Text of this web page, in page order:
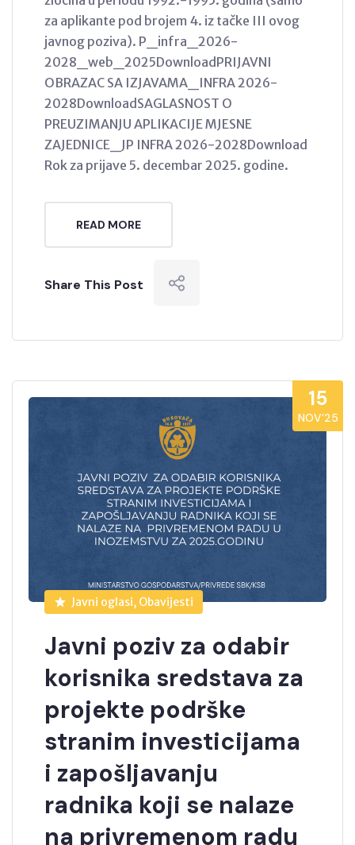
za aplikante pod brojem 4. iz tačke III ovog
javnog poziva). P_infra_2026-
2028_web_2025DownloadPRIJAVNI
OBRAZAC SA IZJAVAMA_INFRA 2026-
2028DownloadSAGLASNOST O
PREUZIMANJU APLIKACIJE MJESNE
ZAJEDNICE_JP INFRA 2026-2028Download
Rok za prijave 5. decembar 2025. godine.
READ MORE
Share This Post
15
NOV’25
Javni oglasi, Obavijesti
Javni poziv za odabir
korisnika sredstava za
projekte podrške
stranim investicijama
i zapošljavanju
radnika koji se nalaze
na privremenom radu